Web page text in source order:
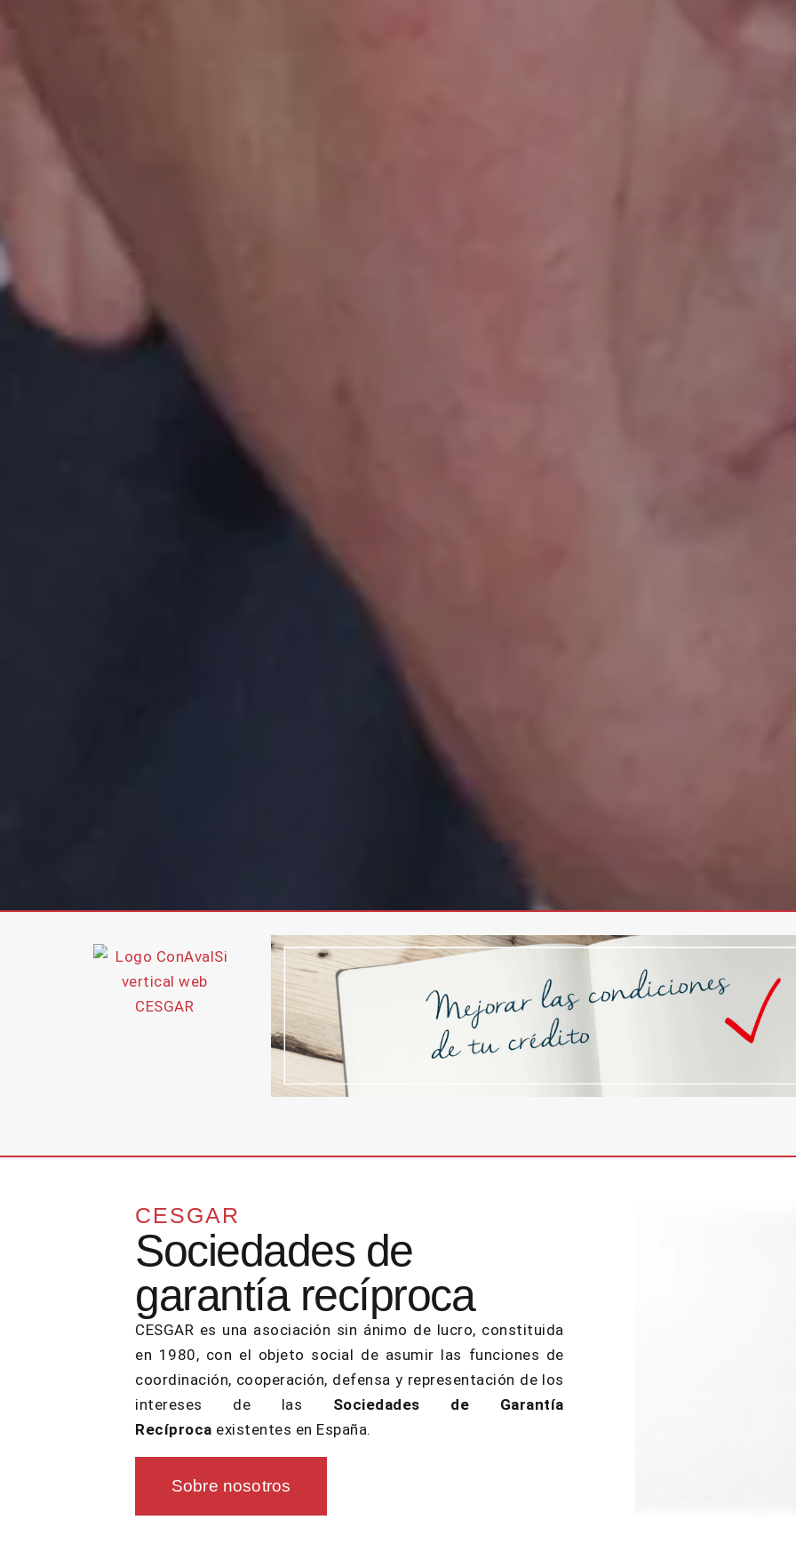
CESGAR
Sociedades de
garantía recíproca
CESGAR es una asociación sin ánimo de lucro, constituida
en 1980, con el objeto social de asumir las funciones de
coordinación, cooperación, defensa y representación de los
intereses de las Sociedades de Garantía
Recíproca existentes en España.
Sobre nosotros